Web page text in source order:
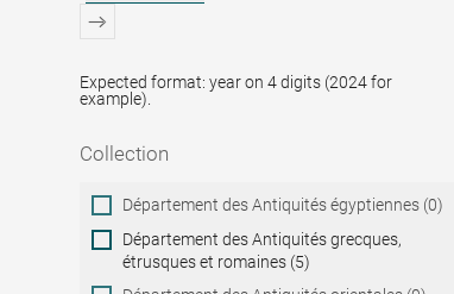
Expected format: year on 4 digits (2024 for
example).
Collection
Collection
Département des Antiquités égyptiennes (0)
Département des Antiquités grecques,
étrusques et romaines (5)